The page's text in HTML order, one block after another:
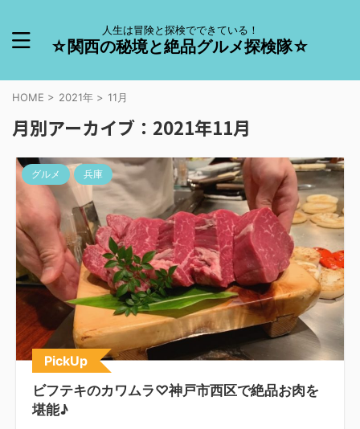
人生は冒険と探検でできている！
☆関西の秘境と絶品グルメ探検隊☆
HOME > 2021年 > 11月
月別アーカイブ：2021年11月
グルメ 兵庫
PickUp
ビフテキのカワムラ♡神戸市西区で絶品お肉を
堪能♪